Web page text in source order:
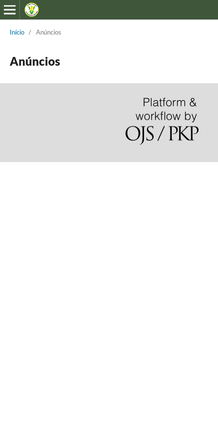
Início / Anúncios
Anúncios